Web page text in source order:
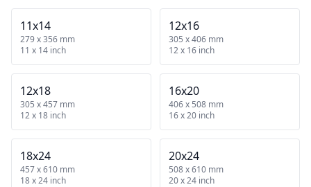
11x14
279 x 356 mm
11 x 14 inch
12x16
305 x 406 mm
12 x 16 inch
12x18
305 x 457 mm
12 x 18 inch
16x20
406 x 508 mm
16 x 20 inch
18x24
457 x 610 mm
18 x 24 inch
20x24
508 x 610 mm
20 x 24 inch